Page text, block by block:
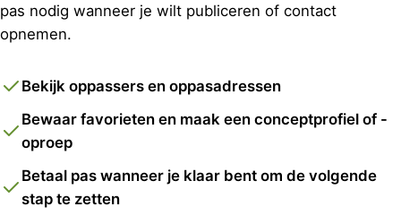
pas nodig wanneer je wilt publiceren of contact
opnemen.
Bekijk oppassers en oppasadressen
Bewaar favorieten en maak een conceptprofiel of -
oproep
Betaal pas wanneer je klaar bent om de volgende
stap te zetten